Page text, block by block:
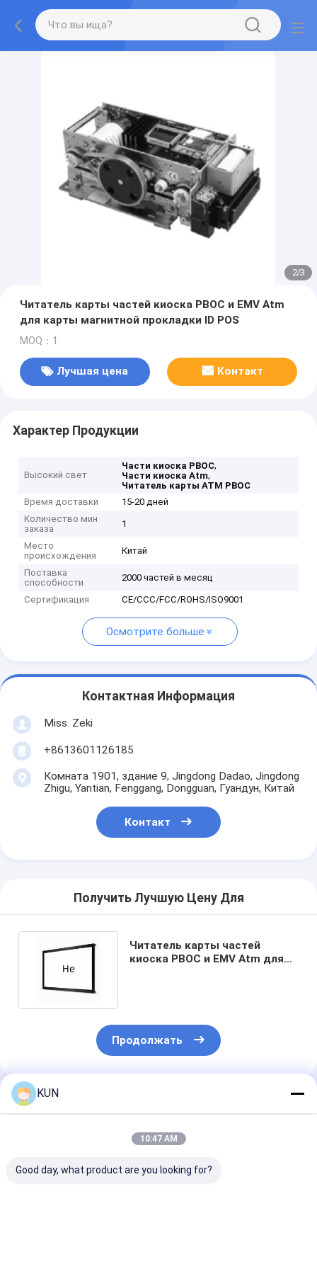
2/3
Читатель карты частей киоска PBOC и EMV Atm
для карты магнитной прокладки ID POS
MOQ：1
Лучшая цена Контакт
Характер Продукции
Высокий свет
Части киоска PBOC,
Части киоска Atm,
Читатель карты ATM PBOC
Время доставки
15-20 дней
Количество мин
заказа
1
Место
происхождения
Китай
Поставка
способности
2000 частей в месяц
Сертификация CE/CCC/FCC/ROHS/ISO9001
Осмотрите больше
Контактная Информация
Miss. Zeki
+8613601126185
Комната 1901, здание 9, Jingdong Dadao, Jingdong
Zhigu, Yantian, Fenggang, Dongguan, Гуандун, Китай
Контакт
Получить Лучшую Цену Для
Читатель карты частей
киоска PBOC и EMV Atm для
Продолжать
Порекомендованные Продукты
KUN
10:47 AM
Good day, what product are you looking for?